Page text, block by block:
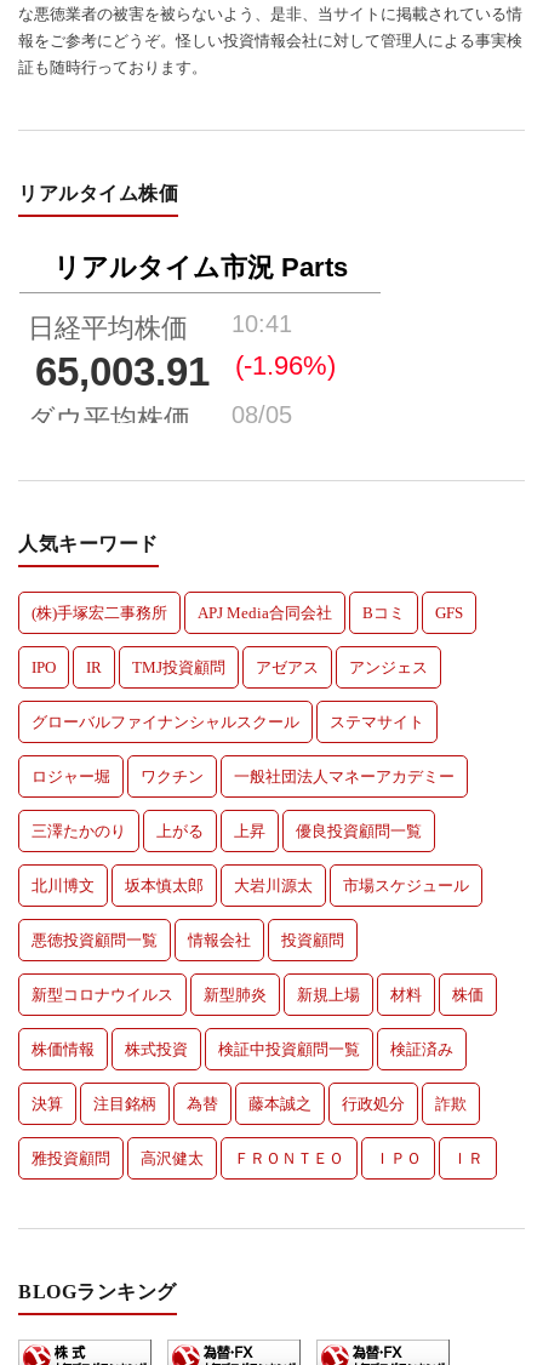
な悪徳業者の被害を被らないよう、是非、当サイトに掲載されている情
報をご参考にどうぞ。怪しい投資情報会社に対して管理人による事実検
証も随時行っております。
リアルタイム株価
人気キーワード
(株)手塚宏二事務所 APJ Media合同会社 Bコミ GFS
IPO IR TMJ投資顧問 アゼアス アンジェス
グローバルファイナンシャルスクール ステマサイト
ロジャー堀 ワクチン 一般社団法人マネーアカデミー
三澤たかのり 上がる 上昇 優良投資顧問一覧
北川博文 坂本慎太郎 大岩川源太 市場スケジュール
悪徳投資顧問一覧 情報会社 投資顧問
新型コロナウイルス 新型肺炎 新規上場 材料 株価
株価情報 株式投資 検証中投資顧問一覧 検証済み
決算 注目銘柄 為替 藤本誠之 行政処分 詐欺
雅投資顧問 高沢健太 ＦＲＯＮＴＥＯ ＩＰＯ ＩＲ
BLOGランキング